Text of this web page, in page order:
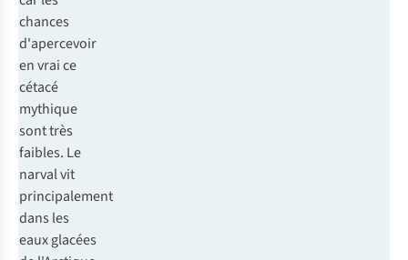
chances
d'apercevoir
en vrai ce
cétacé
mythique
sont très
faibles. Le
narval vit
principalement
dans les
eaux glacées